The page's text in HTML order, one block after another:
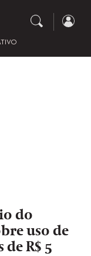
do
uso de
R$ 5